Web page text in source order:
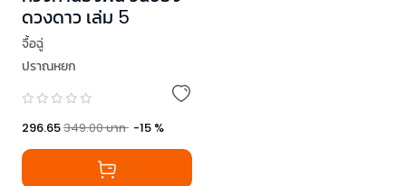
ดวงดาว เล่ม 5
จื้อฉู่
ปราณหยก
296.65349.00บาท -15 %